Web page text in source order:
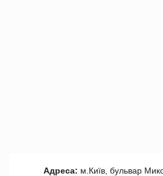
Адреса: м.Київ, бульвар